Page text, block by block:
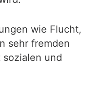
wie Flucht,
sehr fremden
und